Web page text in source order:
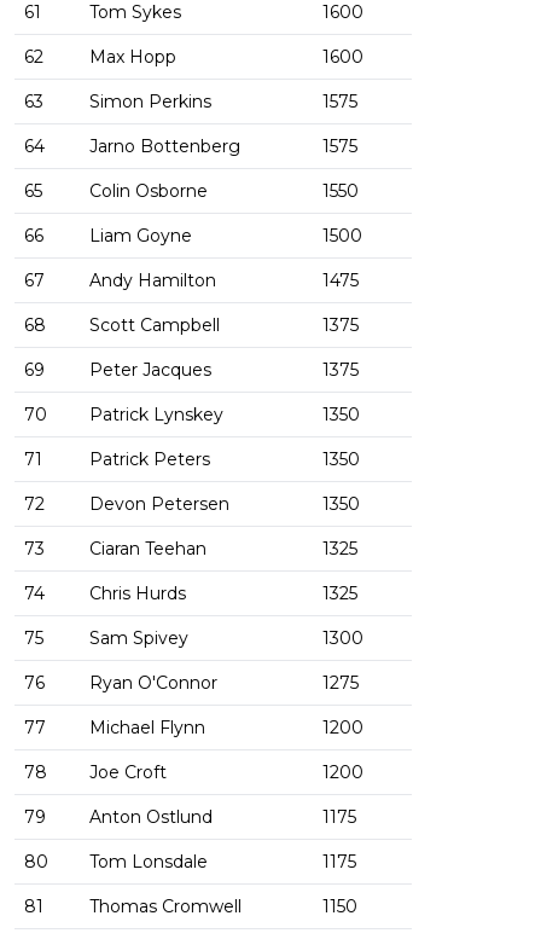
61 Tom Sykes 1600
62 Max Hopp 1600
63 Simon Perkins 1575
64 Jarno Bottenberg 1575
65 Colin Osborne 1550
66 Liam Goyne 1500
67 Andy Hamilton 1475
68 Scott Campbell 1375
69 Peter Jacques 1375
70 Patrick Lynskey 1350
71 Patrick Peters 1350
72 Devon Petersen 1350
73 Ciaran Teehan 1325
74 Chris Hurds 1325
75 Sam Spivey 1300
76 Ryan O'Connor 1275
77 Michael Flynn 1200
78 Joe Croft 1200
79 Anton Ostlund 1175
80 Tom Lonsdale 1175
81 Thomas Cromwell 1150